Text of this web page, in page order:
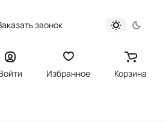
звонок
Избранное Корзина